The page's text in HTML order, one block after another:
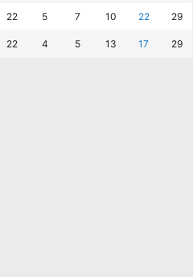
22 5 7 10 22 29
22 4 5 13 17 29